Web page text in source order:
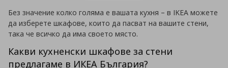
Без значение колко голяма е вашата кухня – в IKEA можете
да изберете шкафове, които да пасват на вашите стени,
така че всичко да има своето място.
Какви кухненски шкафове за стени
предлагаме в ИКЕА България?